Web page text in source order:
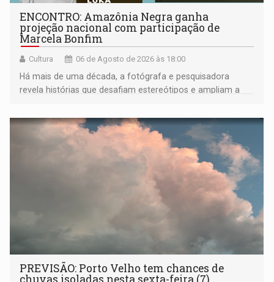
ENCONTRO: Amazônia Negra ganha
projeção nacional com participação de
Marcela Bonfim
Cultura 06 de Agosto de 2026 às 18:00
Há mais de uma década, a fotógrafa e pesquisadora
revela histórias que desafiam estereótipos e ampliam a
negras
PREVISÃO: Porto Velho tem chances de